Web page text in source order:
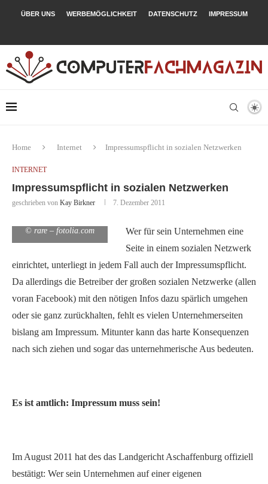
ÜBER UNS WERBEMÖGLICHKEIT DATENSCHUTZ IMPRESSUM
Home Internet Impressumspflicht in sozialen Netzwerken
INTERNET
Impressumspflicht in sozialen Netzwerken
geschrieben von Kay Birkner 7. Dezember 2011
© rare – fotolia.com
Wer für sein Unternehmen eine
Seite in einem sozialen Netzwerk
einrichtet, unterliegt in jedem Fall auch der Impressumspflicht.
Da allerdings die Betreiber der großen sozialen Netzwerke (allen
voran Facebook) mit den nötigen Infos dazu spärlich umgehen
oder sie ganz zurückhalten, fehlt es vielen Unternehmerseiten
bislang am Impressum. Mitunter kann das harte Konsequenzen
nach sich ziehen und sogar das unternehmerische Aus bedeuten.
Es ist amtlich: Impressum muss sein!
Im August 2011 hat des das Landgericht Aschaffenburg offiziell
bestätigt: Wer sein Unternehmen auf einer eigenen